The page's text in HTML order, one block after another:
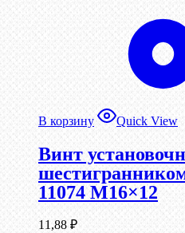
В корзину Quick View
Винт
11074 М16×12
11,88 ₽